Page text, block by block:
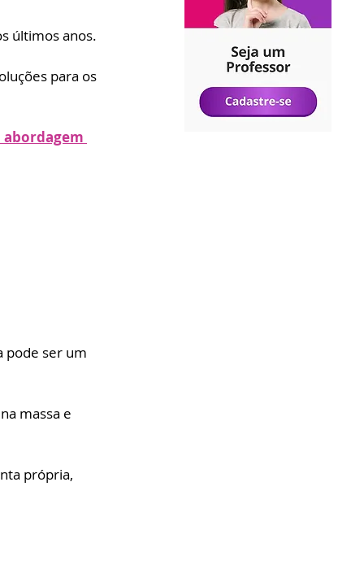
últimos anos.
para os
abordagem
pode ser um
massa e
própria,